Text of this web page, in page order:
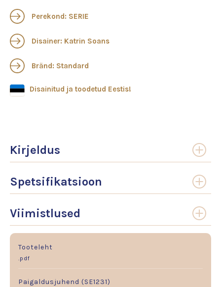
Perekond: SERIE
Disainer: Katrin Soans
Bränd: Standard
Disainitud ja toodetud Eestis!
Kirjeldus
Spetsifikatsioon
Viimistlused
Tooteleht
.pdf
Paigaldusjuhend (SE1231)